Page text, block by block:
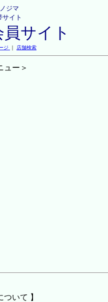
ジマ
サイト
サイト
ジ ｜ 店舗検索
ュー＞
ついて 】